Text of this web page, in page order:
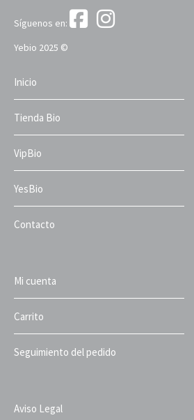
Síguenos en:
Yebio 2025 ©
Inicio
Tienda Bio
VipBio
YesBio
Contacto
Mi cuenta
Carrito
Seguimiento del pedido
Aviso Legal